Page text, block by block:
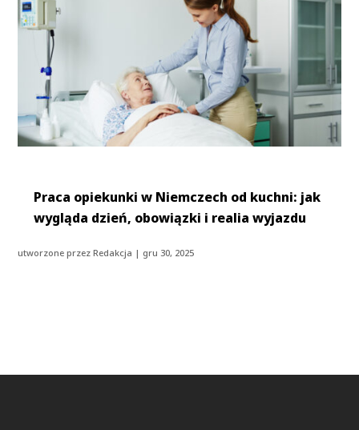
Praca opiekunki w Niemczech od kuchni: jak
wygląda dzień, obowiązki i realia wyjazdu
utworzone przezRedakcja | gru 30, 2025